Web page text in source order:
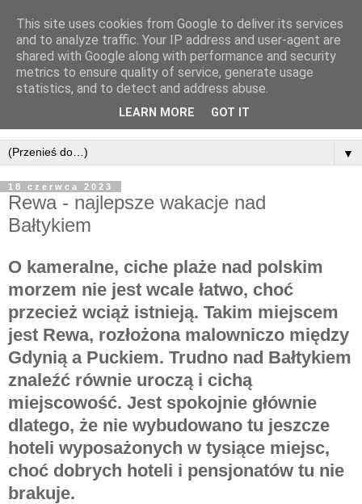
▼
18 czerwca 2023
Rewa - najlepsze wakacje nad
Bałtykiem
O kameralne, ciche plaże nad polskim
morzem nie jest wcale łatwo, choć
przecież wciąż istnieją. Takim miejscem
jest Rewa, rozłożona malowniczo między
Gdynią a Puckiem. Trudno nad Bałtykiem
znaleźć równie uroczą i cichą
miejscowość. Jest spokojnie głównie
dlatego, że nie wybudowano tu jeszcze
hoteli wyposażonych w tysiące miejsc,
choć dobrych hoteli i pensjonatów tu nie
brakuje.
This site uses cookies from Google to deliver its services
and to analyze traffic. Your IP address and user-agent are
shared with Google along with performance and security
metrics to ensure quality of service, generate usage
statistics, and to detect and address abuse.
LEARN MORE GOT IT